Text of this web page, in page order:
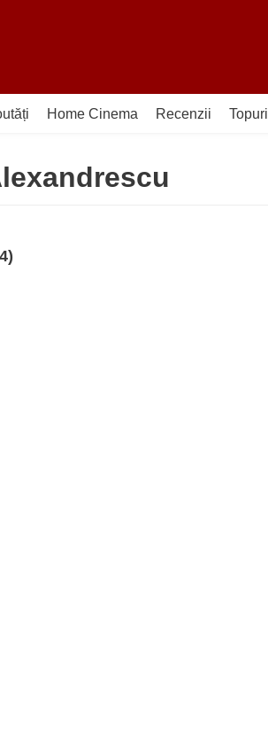
Home Cinema Recenzii Topuri